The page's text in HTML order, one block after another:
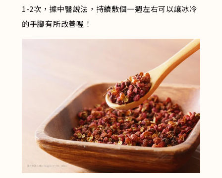
1-2次，據中醫說法，持續敷個一週左右可以讓冰冷
的手腳有所改善喔！